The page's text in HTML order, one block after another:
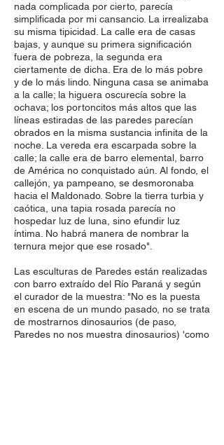
nada complicada por cierto, parecía
simplificada por mi cansancio. La irrealizaba
su misma tipicidad. La calle era de casas
bajas, y aunque su primera significación
fuera de pobreza, la segunda era
ciertamente de dicha. Era de lo más pobre
y de lo más lindo. Ninguna casa se animaba
a la calle; la higuera oscurecía sobre la
ochava; los portoncitos más altos que las
líneas estiradas de las paredes parecían
obrados en la misma sustancia infinita de la
noche. La vereda era escarpada sobre la
calle; la calle era de barro elemental, barro
de América no conquistado aún. Al fondo, el
callejón, ya pampeano, se desmoronaba
hacia el Maldonado. Sobre la tierra turbia y
caótica, una tapia rosada parecía no
hospedar luz de luna, sino efundir luz
íntima. No habrá manera de nombrar la
ternura mejor que ese rosado".
Las esculturas de Paredes están realizadas
con barro extraído del Río Paraná y según
el curador de la muestra: "No es la puesta
en escena de un mundo pasado, no se trata
de mostrarnos dinosaurios (de paso,
Paredes no nos muestra dinosaurios) 'como